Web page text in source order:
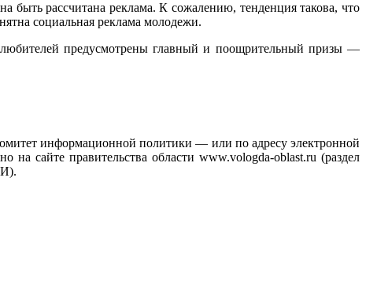
рассчитана реклама. К сожалению, тенденция такова, что
социальная реклама молодежи.
предусмотрены главный и поощрительный призы —
информационной политики — или по адресу электронной
сайте правительства области www.vologda-oblast.ru (раздел